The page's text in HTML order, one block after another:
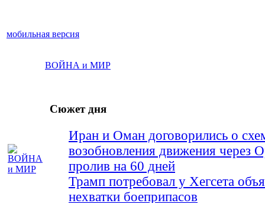
мобильная версия
ВОЙНА и МИР
Сюжет дня
Иран и Оман договорились о
возобновления движения через
пролив на 60 дней
Трамп потребовал у Хегсета
нехватки боеприпасов